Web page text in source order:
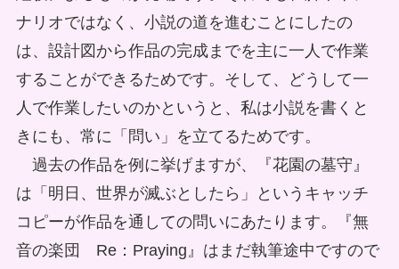
ナリオではなく、小説の道を進むことにしたの
は、設計図から作品の完成までを主に一人で作業
することができるためです。そして、どうして一
人で作業したいのかというと、私は小説を書くと
きにも、常に「問い」を立てるためです。
過去の作品を例に挙げますが、『花園の墓守』
は「明日、世界が滅ぶとしたら」というキャッチ
コピーが作品を通しての問いにあたります。『無
音の楽団 Re：Praying』はまだ執筆途中ですので